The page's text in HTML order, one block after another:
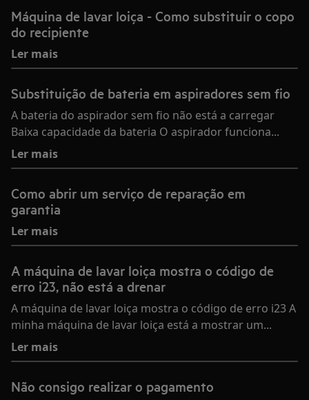
Máquina de lavar loiça - Como substituir o copo
do recipiente
Ler mais
Substituição de bateria em aspiradores sem fio
A bateria do aspirador sem fio não está a carregar
Baixa capacidade da bateria O aspirador funciona...
Ler mais
Como abrir um serviço de reparação em
garantia
Ler mais
A máquina de lavar loiça mostra o código de
erro i23, não está a drenar
A máquina de lavar loiça mostra o código de erro i23 A
minha máquina de lavar loiça está a mostrar um...
Ler mais
Não consigo realizar o pagamento